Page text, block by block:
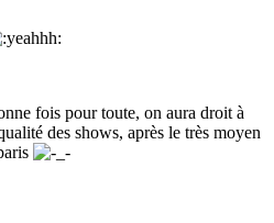
fois pour toute, on aura droit à
des shows, après le très moyen